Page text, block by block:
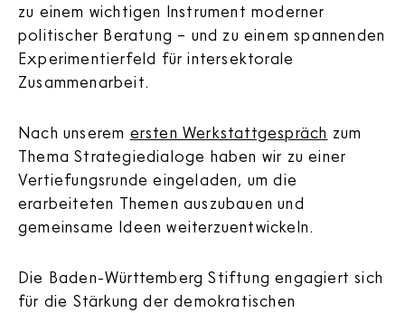
zu einem wichtigen Instrument moderner
politischer Beratung – und zu einem spannenden
Experimentierfeld für intersektorale
Zusammenarbeit.
Nach unserem ersten Werkstattgespräch zum
Thema Strategiedialoge haben wir zu einer
Vertiefungsrunde eingeladen, um die
erarbeiteten Themen auszubauen und
gemeinsame Ideen weiterzuentwickeln.
Die Baden-Württemberg Stiftung engagiert sich
für die Stärkung der demokratischen